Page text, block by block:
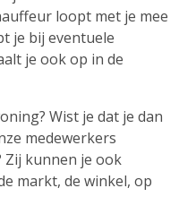
loopt met je mee
je bij eventuele
je ook op in de
Wist je dat je dan
medewerkers
Zij kunnen je ook
markt, de winkel, op